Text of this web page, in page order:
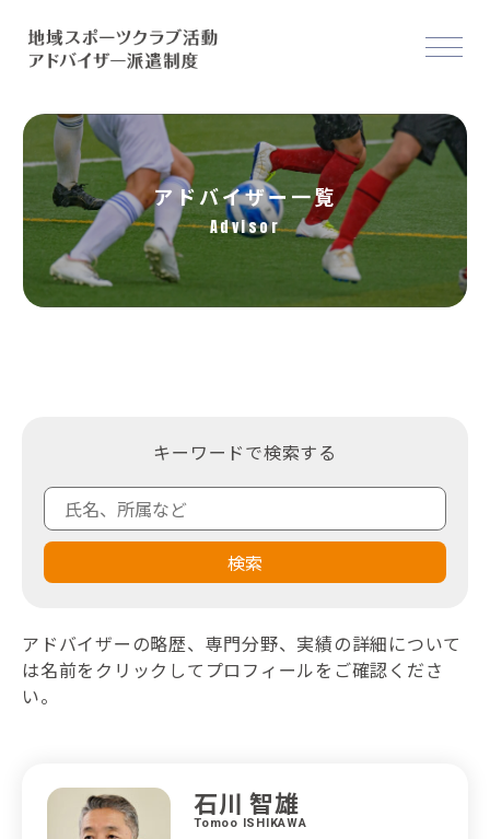
アドバイザー一覧
Advisor
キーワードで検索する
検索
アドバイザーの略歴、専門分野、実績の詳細について
は名前をクリックしてプロフィールをご確認くださ
い。
石川 智雄
Tomoo ISHIKAWA